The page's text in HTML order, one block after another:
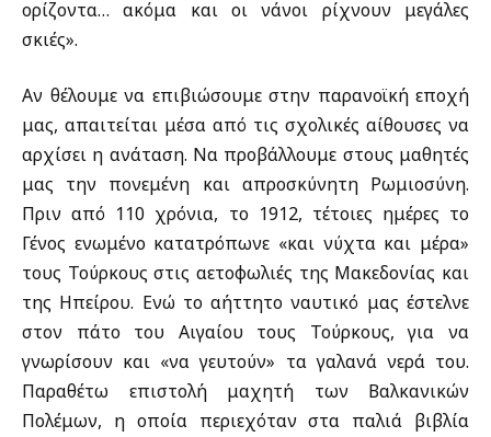
ορίζοντα… ακόμα και οι νάνοι ρίχνουν μεγάλες
σκιές».
Αν θέλουμε να επιβιώσουμε στην παρανοϊκή εποχή
μας, απαιτείται μέσα από τις σχολικές αίθουσες να
αρχίσει η ανάταση. Να προβάλλουμε στους μαθητές
μας την πονεμένη και απροσκύνητη Ρωμιοσύνη.
Πριν από 110 χρόνια, το 1912, τέτοιες ημέρες το
Γένος ενωμένο κατατρόπωνε «και νύχτα και μέρα»
τους Τούρκους στις αετοφωλιές της Μακεδονίας και
της Ηπείρου. Ενώ το αήττητο ναυτικό μας έστελνε
στον πάτο του Αιγαίου τους Τούρκους, για να
γνωρίσουν και «να γευτούν» τα γαλανά νερά του.
Παραθέτω επιστολή μαχητή των Βαλκανικών
Πολέμων, η οποία περιεχόταν στα παλιά βιβλία